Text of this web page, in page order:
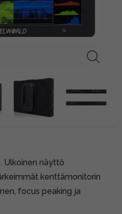
Ulkoinen näyttö
kenttämonitorin
focus peaking ja